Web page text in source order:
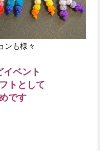
ンも様々
イベント
トとして
です